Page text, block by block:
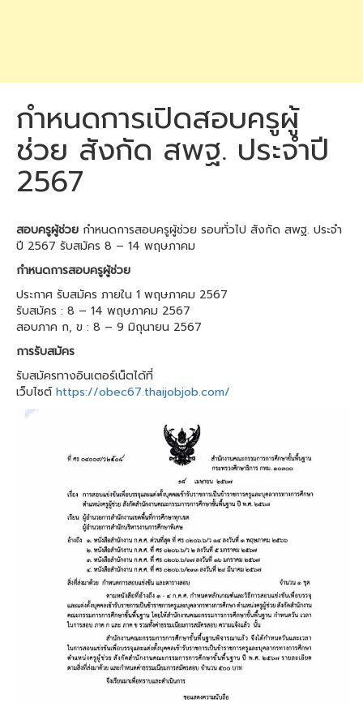
กำหนดการเปิดสอบครูผู้
ช่วย สังกัด สพฐ. ประจำปี
2567
สอบครูผู้ช่วย กำหนดการสอบครูผู้ช่วย รอบทั่วไป สังกัด สพฐ. ประจำ
ปี 2567 รับสมัคร 8 – 14 พฤษภาคม
กำหนดการสอบครูผู้ช่วย
ประกาศ รับสมัคร ภายใน 1 พฤษภาคม 2567
รับสมัคร : 8 – 14 พฤษภาคม 2567
สอบภาค ก, ข : 8 – 9 มิถุนายน 2567
การรับสมัคร
รับสมัครทางอินเตอร์เน็ตได้ที่
เว็บไซต์https://obec67.thaijobjob.com/